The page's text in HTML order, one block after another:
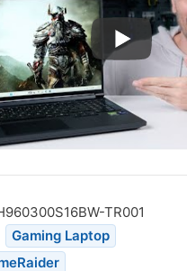
TR001
Gaming Laptop